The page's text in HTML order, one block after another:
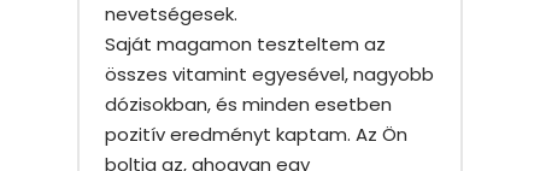
nevetségesek.
Saját magamon teszteltem az
összes vitamint egyesével, nagyobb
dózisokban, és minden esetben
pozitív eredményt kaptam. Az Ön
boltja az, ahogyan egy